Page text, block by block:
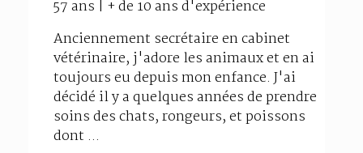
57 ans | + de 10 ans d'expérience
Anciennement secrétaire en cabinet
vétérinaire, j'adore les animaux et en ai
toujours eu depuis mon enfance. J'ai
décidé il y a quelques années de prendre
soins des chats, rongeurs, et poissons
dont ...